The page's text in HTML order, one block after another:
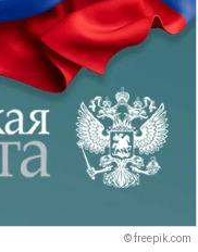
© freepik.com